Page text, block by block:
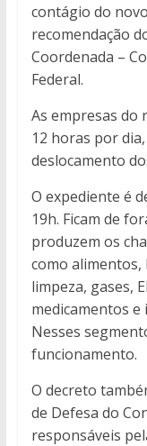
contágio do
recomendação
Coordenada –
Federal.
As empresas
12 horas por
deslocamento
O expediente é
19h. Ficam de
produzem os
como alimentos,
limpeza, gases,
medicamentos
Nesses
funcionamento.
O decreto
de Defesa do
responsáveis